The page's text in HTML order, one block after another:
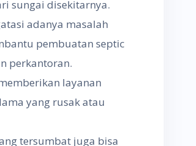
sungai disekitarnya.
adanya masalah
pembuatan septic
perkantoran.
layanan
yang rusak atau
tersumbat juga bisa